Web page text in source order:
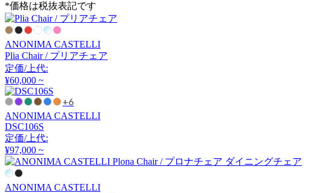
by interiors
バイインテリアズ
Cerantola
チェラントラ
CHAISES NICOLLE
*価格は税抜表記です
ANONIMA CASTELLI
Plia Chair / プリアチェア
定価/上代:
¥60,000 ~
+6
ANONIMA CASTELLI
DSC106S
定価/上代:
¥97,000 ~
ANONIMA CASTELLI